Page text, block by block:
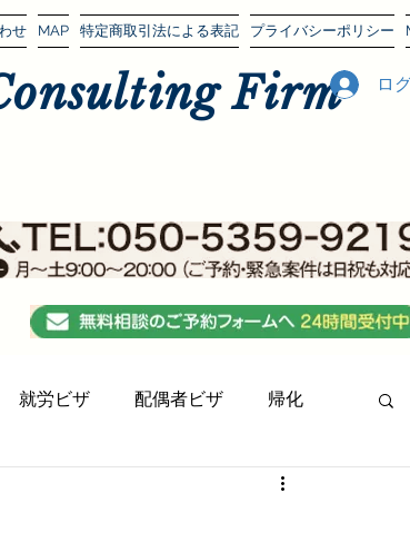
せ MAP 特定商取引法による表記 プライバシーポリシー
Firm ロ
就労ビザ 配偶者ビザ 帰化
本